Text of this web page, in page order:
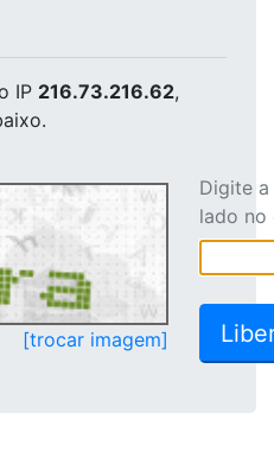
IP 216.73.216.62,
[trocar imagem]
Digite
lado no